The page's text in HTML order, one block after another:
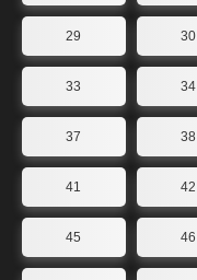
29 30
33 34
37 38
41 42
45 46